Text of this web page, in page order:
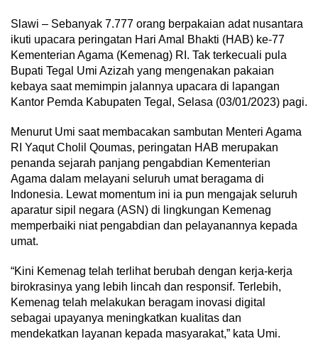
Slawi – Sebanyak 7.777 orang berpakaian adat nusantara
ikuti upacara peringatan Hari Amal Bhakti (HAB) ke-77
Kementerian Agama (Kemenag) RI. Tak terkecuali pula
Bupati Tegal Umi Azizah yang mengenakan pakaian
kebaya saat memimpin jalannya upacara di lapangan
Kantor Pemda Kabupaten Tegal, Selasa (03/01/2023) pagi.
Menurut Umi saat membacakan sambutan Menteri Agama
RI Yaqut Cholil Qoumas, peringatan HAB merupakan
penanda sejarah panjang pengabdian Kementerian
Agama dalam melayani seluruh umat beragama di
Indonesia. Lewat momentum ini ia pun mengajak seluruh
aparatur sipil negara (ASN) di lingkungan Kemenag
memperbaiki niat pengabdian dan pelayanannya kepada
umat.
“Kini Kemenag telah terlihat berubah dengan kerja-kerja
birokrasinya yang lebih lincah dan responsif. Terlebih,
Kemenag telah melakukan beragam inovasi digital
sebagai upayanya meningkatkan kualitas dan
mendekatkan layanan kepada masyarakat,” kata Umi.